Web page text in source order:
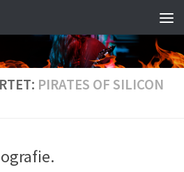
PIRATES OF SILICON